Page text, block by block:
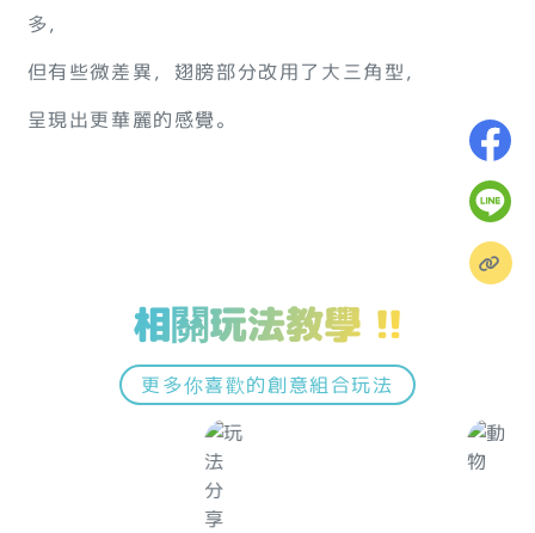
多，
但有些微差異，翅膀部分改用了大三角型，
呈現出更華麗的感覺。
相關玩法教學 !!
更多你喜歡的創意組合玩法